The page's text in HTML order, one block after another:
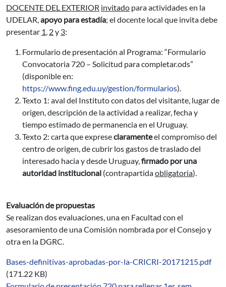
DOCENTE DEL EXTERIOR invitado para actividades en la
UDELAR,apoyo para estadía; el docente local que invita debe
presentar 1, 2y 3:
Formulario de presentación al Programa: “Formulario
Convocatoria 720 – Solicitud para completar.ods”
(disponible en:
https://www.fing.edu.uy/gestion/formularios).
Texto 1: aval del Instituto con datos del visitante, lugar de
origen, descripción de la actividad a realizar, fecha y
tiempo estimado de permanencia en el Uruguay.
Texto 2: carta que expreseclaramenteel compromiso del
centro de origen, de cubrir los gastos de traslado del
interesado hacia y desde Uruguay,firmado por una
autoridad institucional (contrapartidaobligatoria).
Evaluación de propuestas
Se realizan dos evaluaciones, una en Facultad con el
asesoramiento de una Comisión nombrada por el Consejo y
otra en la DGRC.
Bases-definitivas-aprobadas-por-la-CRICRI-20171215.pdf
(171.22 KB)